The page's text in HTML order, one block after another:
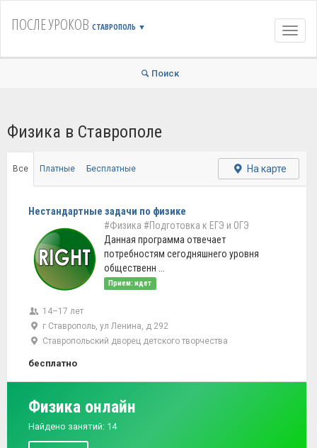
ПОСЛЕ УРОКОВ СТАВРОПОЛЬ ▼
Поиск
Физика в Ставрополе
Все Платные Бесплатные На карте
Нестандартные задачи по физике
#Физика #Подготовка к ЕГЭ и ОГЭ
Данная программа отвечает
потребностям сегодняшнего уровня
общественн ...
Прием: идет
14–17 лет
г Ставрополь, ул Ленина, д 292
Ставропольский дворец детского творчества
бесплатно
Физика онлайн
Найдено занятий: 14